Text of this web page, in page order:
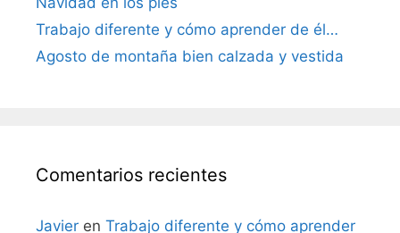
Trabajo diferente y cómo aprender de él…
Agosto de montaña bien calzada y vestida
Comentarios recientes
Javier en Trabajo diferente y cómo aprender